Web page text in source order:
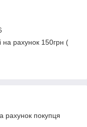
на рахунок 150грн (
рахунок покупця